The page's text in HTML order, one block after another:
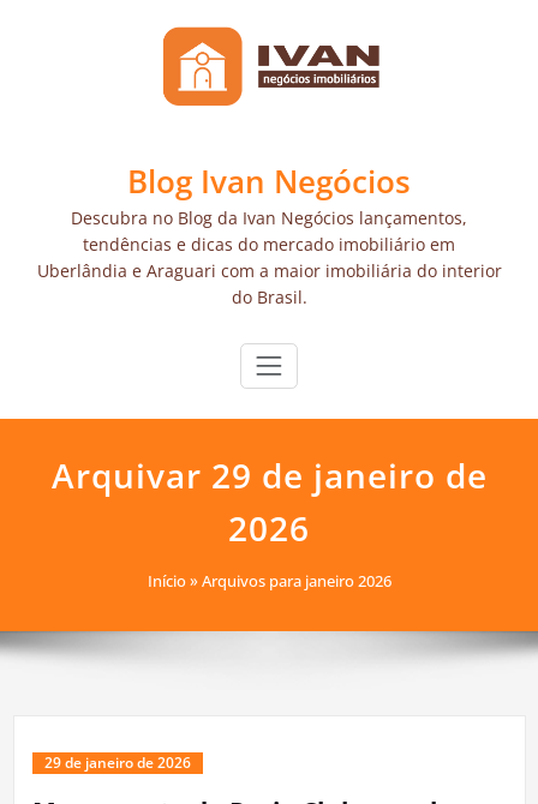
Blog Ivan Negócios
Descubra no Blog da Ivan Negócios lançamentos,
tendências e dicas do mercado imobiliário em
Uberlândia e Araguari com a maior imobiliária do interior
do Brasil.
Arquivar 29 de janeiro de
2026
Início» Arquivos para janeiro 2026
29 de janeiro de 2026